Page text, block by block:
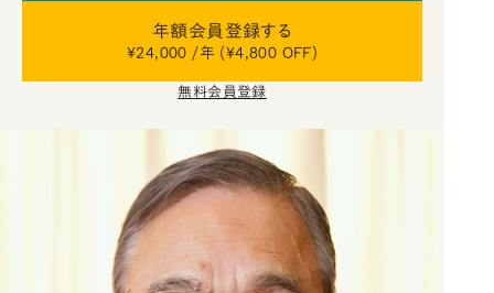
年額会員登録する
¥24,000 /年 (¥4,800 OFF)
無料会員登録